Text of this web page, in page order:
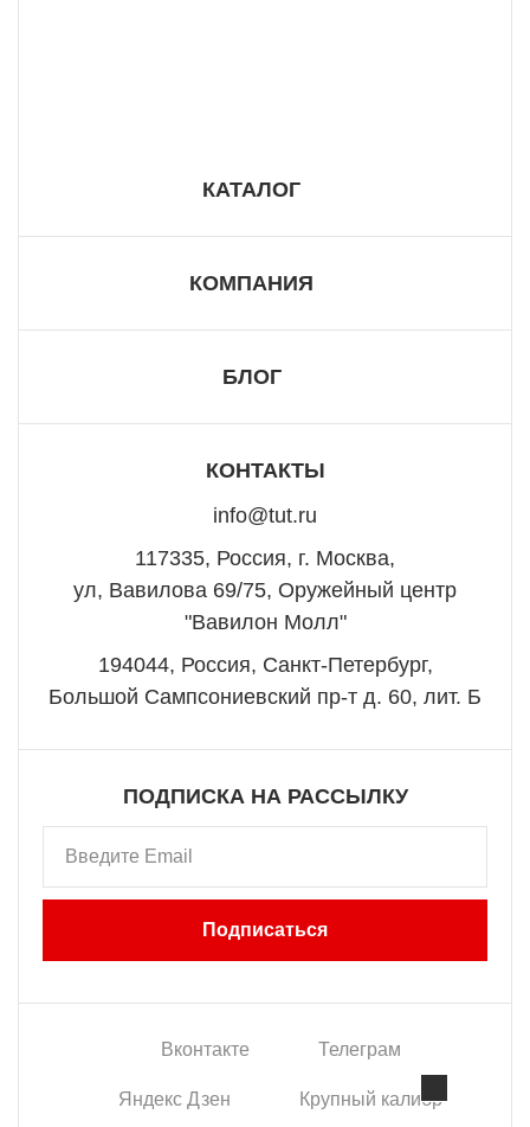
КАТАЛОГ
КОМПАНИЯ
БЛОГ
КОНТАКТЫ
info@tut.ru
117335, Россия, г. Москва,
ул, Вавилова 69/75, Оружейный центр
"Вавилон Молл"
194044, Россия, Санкт-Петербург,
Большой Сампсониевский пр-т д. 60, лит. Б
ПОДПИСКА НА РАССЫЛКУ
Подписаться
Вконтакте Телеграм
Яндекс Дзен Крупный калибр